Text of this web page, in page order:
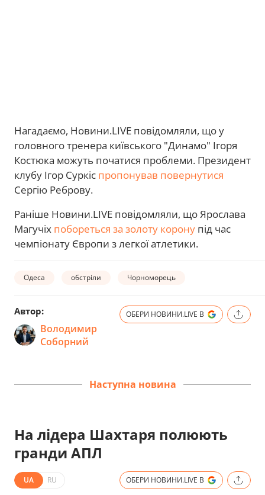
Нагадаємо, Новини.LIVE повідомляли, що у
головного тренера київського "Динамо" Ігоря
Костюка можуть початися проблеми. Президент
клубу Ігор Суркіс пропонував повернутися
Сергію Реброву.
Раніше Новини.LIVE повідомляли, що Ярослава
Магучіх побореться за золоту корону під час
чемпіонату Європи з легкої атлетики.
Одеса обстріли Чорноморець
Автор:
Володимир
Соборний
ОБЕРИ НОВИНИ.LIVE В
Наступна новина
На лідера Шахтаря полюють
гранди АПЛ
UA RU ОБЕРИ НОВИНИ.LIVE В